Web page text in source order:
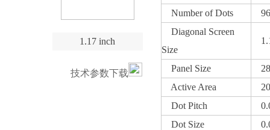
1.17 inch
技术参数下载
Number of Dots
Diagonal Screen
Size
Panel Size
Active Area
Dot Pitch
Dot Size